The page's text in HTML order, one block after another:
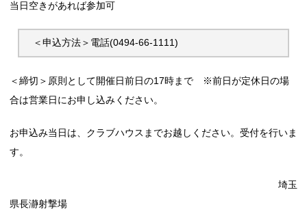
当日空きがあれば参加可
＜申込方法＞電話(0494-66-1111)
＜締切＞原則として開催日前日の17時まで ※前日が定休日の場
合は営業日にお申し込みください。
お申込み当日は、クラブハウスまでお越しください。受付を行いま
す。
埼玉
県長瀞射撃場